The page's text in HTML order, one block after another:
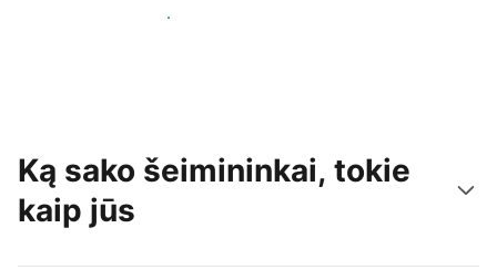
Pritraukti naujų svečių šiandien
Ką sako šeimininkai, tokie
kaip jūs